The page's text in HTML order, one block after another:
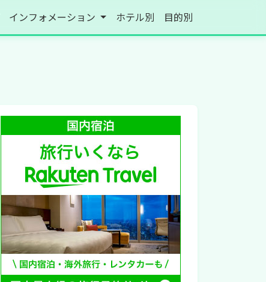
インフォメーション ホテル別 目的別